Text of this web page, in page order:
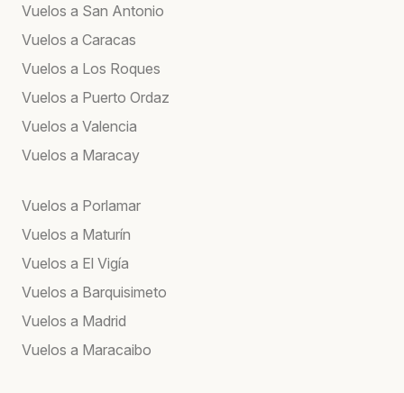
Vuelos a San Antonio
Vuelos a Caracas
Vuelos a Los Roques
Vuelos a Puerto Ordaz
Vuelos a Valencia
Vuelos a Maracay
Vuelos a Porlamar
Vuelos a Maturín
Vuelos a El Vigía
Vuelos a Barquisimeto
Vuelos a Madrid
Vuelos a Maracaibo